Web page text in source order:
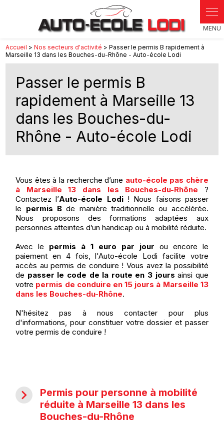
Accueil >Nos secteurs d'activité > Passer le permis B rapidement à
Marseille 13 dans les Bouches-du-Rhône - Auto-école Lodi
Passer le permis B
rapidement à Marseille 13
dans les Bouches-du-
Rhône - Auto-école Lodi
Vous êtes à la recherche d’une auto-école pas chère
à Marseille 13 dans les Bouches-du-Rhône ?
Contactez l’Auto-école Lodi! Nous faisons passer
le permis Bde manière traditionnelle ou accélérée.
Nous proposons des formations adaptées aux
personnes atteintes d’un handicap ou à mobilité réduite.
Avec le permis à 1 euro par jour ou encore le
paiement en 4 fois, l'Auto-école Lodi facilite votre
accès au permis de conduire ! Vous avez la possibilité
de passer le code de la route en 3 jours ainsi que
votre permis de conduire en 15 jours à Marseille 13
dans les Bouches-du-Rhône.
N'hésitez pas à nous contacter pour plus
d'informations, pour constituer votre dossier et passer
votre permis de conduire !
navigate_next
Permis pour personne à mobilité
réduite à Marseille 13 dans les
Bouches-du-Rhône
Panneau de gestion des cookies